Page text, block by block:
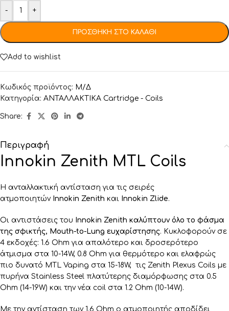
- +
ΠΡΟΣΘΉΚΗ ΣΤΟ ΚΑΛΆΘΙ
Add to wishlist
Κωδικός προϊόντος: Μ/Δ
Κατηγορία: ΑΝΤΑΛΛΑΚΤΙΚA Cartridge - Coils
Share:
Περιγραφή
Innokin Zenith MTL Coils
Η ανταλλακτική αντίσταση για τις σειρές
ατμοποιητών Innokin Zenith και Innokin Zlide.
Οι αντιστάσεις του Innokin Zenith καλύπτουν όλο το φάσμα
της σφικτής, Mouth-to-Lung ευχαρίστησης. Κυκλοφορούν σε
4 εκδοχές: 1.6 Ohm για απαλότερο και δροσερότερο
άτμισμα στα 10-14W, 0.8 Ohm για θερμότερο και ελαφρώς
πιο δυνατό MTL Vaping στα 15-18W, τις Zenith Plexus Coils με
πυρήνα Stainless Steel πλατύτερης διαμόρφωσης στα 0.5
Ohm (14-19W) και την νέα coil στα 1.2 Ohm (10-14W).
Με την αντίσταση των 1.6 Ohm ο ατμοποιητής αποδίδει